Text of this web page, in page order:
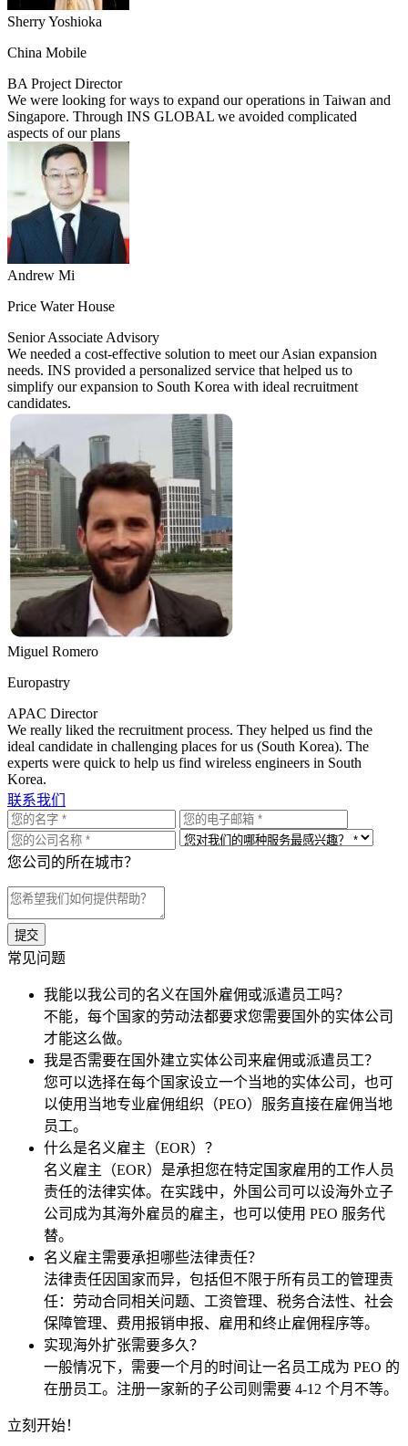
Sherry Yoshioka
China Mobile
BA Project Director
We were looking for ways to expand our operations in Taiwan and
Singapore. Through INS GLOBAL we avoided complicated
aspects of our plans
Andrew Mi
Price Water House
Senior Associate Advisory
We needed a cost-effective solution to meet our Asian expansion
needs. INS provided a personalized service that helped us to
simplify our expansion to South Korea with ideal recruitment
candidates.
Miguel Romero
Europastry
APAC Director
We really liked the recruitment process. They helped us find the
ideal candidate in challenging places for us (South Korea). The
experts were quick to help us find wireless engineers in South
Korea.
联系我们
您公司的所在城市？
常见问题
我能以我公司的名义在国外雇佣或派遣员工吗？
不能，每个国家的劳动法都要求您需要国外的实体公司
才能这么做。
我是否需要在国外建立实体公司来雇佣或派遣员工？
您可以选择在每个国家设立一个当地的实体公司，也可
以使用当地专业雇佣组织（PEO）服务直接在雇佣当地
员工。
什么是名义雇主（EOR）？
名义雇主（EOR）是承担您在特定国家雇用的工作人员
责任的法律实体。在实践中，外国公司可以设海外立子
公司成为其海外雇员的雇主，也可以使用 PEO 服务代
替。
名义雇主需要承担哪些法律责任？
法律责任因国家而异，包括但不限于所有员工的管理责
任：劳动合同相关问题、工资管理、税务合法性、社会
保障管理、费用报销申报、雇用和终止雇佣程序等。
实现海外扩张需要多久？
一般情况下，需要一个月的时间让一名员工成为 PEO 的
在册员工。注册一家新的子公司则需要 4-12 个月不等。
立刻开始！